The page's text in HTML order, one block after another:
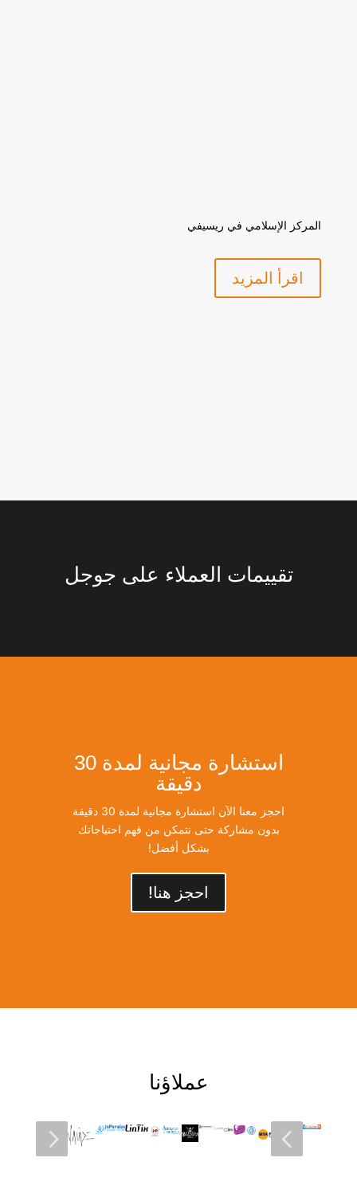
المركز الإسلامي في ريسيفي
اقرأ المزيد
تقييمات العملاء على جوجل
استشارة مجانية لمدة 30
دقيقة
احجز معنا الآن استشارة مجانية لمدة 30 دقيقة
بدون مشاركة حتى نتمكن من فهم احتياجاتك
بشكل أفضل!
احجز هنا!
عملاؤنا
4
5